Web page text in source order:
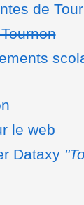
de
le web
Dataxy